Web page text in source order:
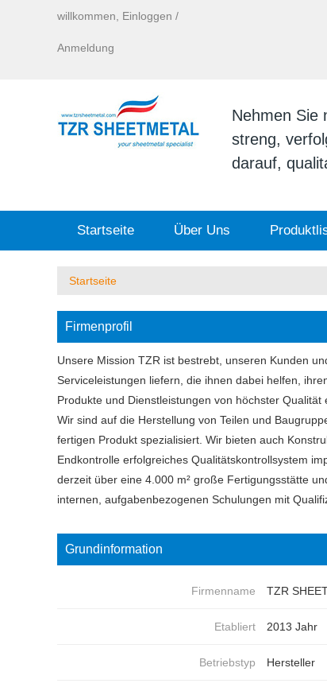
willkommen, Einloggen /
Anmeldung
Nehmen Sie
streng,
darauf,
Startseite Über Uns
Startseite
Firmenprofil
Unsere Mission TZR ist bestrebt, unseren Kunden
Serviceleistungen liefern, die ihnen dabei helfen,
Produkte und Dienstleistungen von höchster
Wir sind auf die Herstellung von Teilen und
fertigen Produkt spezialisiert. Wir bieten auch
Endkontrolle erfolgreiches Qualitätskontrollsystem
derzeit über eine 4.000 m² große Fertigungsstätte
internen, aufgabenbezogenen Schulungen mit
Grundinformation
Firmenname TZR
Etabliert 2013 Jahr
Betriebstyp Hersteller